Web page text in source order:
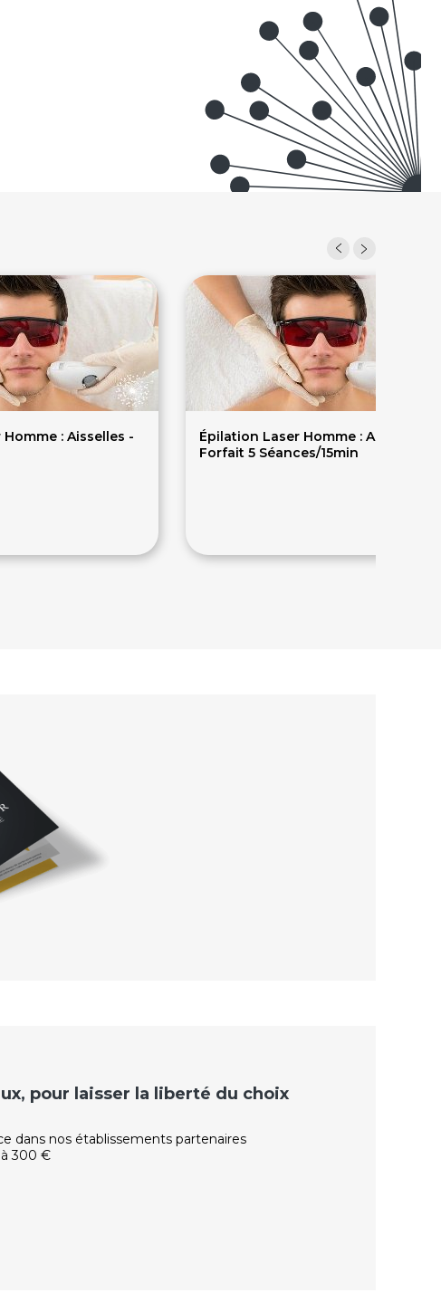
: Aisselles -
Épilation Laser Homme : Aisselles -
Forfait 5 Séances/15min
pour laisser la liberté du choix
dans nos établissements partenaires
300 €